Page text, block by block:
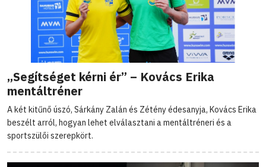
„Segítséget kérni ér” – Kovács Erika
mentáltréner
A két kitűnő úszó, Sárkány Zalán és Zétény édesanyja, Kovács Erika
beszélt arról, hogyan lehet elválasztani a mentáltréneri és a
sportszülői szerepkört.